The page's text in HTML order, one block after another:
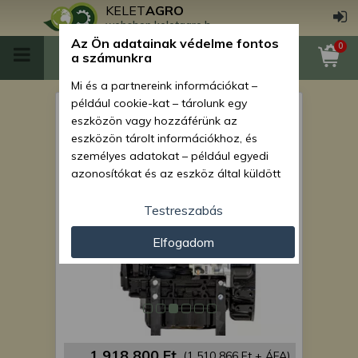
KELETAGRO
webshop.keletagro.hu
0
Force 310 motor komplett,
Yanmar 3TNV74F-SPSY
Az Ön adatainak védelme fontos
a számunkra
Mi és a partnereink információkat –
például cookie-kat – tárolunk egy
eszközön vagy hozzáférünk az
eszközön tárolt információkhoz, és
személyes adatokat – például egyedi
azonosítókat és az eszköz által küldött
személyre szabott hirdetések és
tartalom nyújtásához, hirdetés- és
tartalomméréshez, nézettségi adatok
gyűjtéséhez, valamint termékek
kifejlesztéséhez és a termékek
javításához. Az Ön engedélyével mi és a
partnereink eszközleolvasásos
módszerrel szerzett pontos geolokációs
adatokat és azonosítási információkat
Testreszabás
Elfogadom